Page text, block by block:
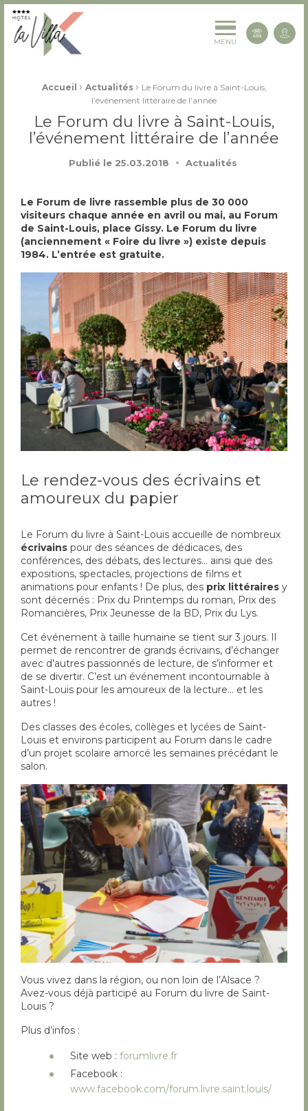
La Villa K Hôtel Spa Restaurant 4 étoiles
MENU
Fil d'Ariane :
Accueil › Actualités › Le Forum du livre à Saint-Louis,
l’événement littéraire de l’année
Le Forum du livre à Saint-Louis,
l’événement littéraire de l’année
Publié le 25.03.2018 Actualités
Le Forum de livre rassemble plus de 30 000
visiteurs chaque année en avril ou mai, au Forum
de Saint-Louis, place Gissy. Le Forum du livre
(anciennement « Foire du livre ») existe depuis
1984. L’entrée est gratuite.
Le rendez-vous des écrivains et
amoureux du papier
Le Forum du livre à Saint-Louis accueille de nombreux
écrivains pour des séances de dédicaces, des
conférences, des débats, des lectures… ainsi que des
expositions, spectacles, projections de films et
animations pour enfants ! De plus, des prix littéraires y
sont décernés : Prix du Printemps du roman, Prix des
Romancières, Prix Jeunesse de la BD, Prix du Lys.
Cet événement à taille humaine se tient sur 3 jours. Il
permet de rencontrer de grands écrivains, d’échanger
avec d’autres passionnés de lecture, de s’informer et
de se divertir. C’est un événement incontournable à
Saint-Louis pour les amoureux de la lecture… et les
autres !
Des classes des écoles, collèges et lycées de Saint-
Louis et environs participent au Forum dans le cadre
d’un projet scolaire amorcé les semaines précédant le
salon.
Vous vivez dans la région, ou non loin de l’Alsace ?
Avez-vous déjà participé au Forum du livre de Saint-
Louis ?
Plus d’infos :
Site web : forumlivre.fr
Facebook :
www.facebook.com/forum.livre.saint.louis/